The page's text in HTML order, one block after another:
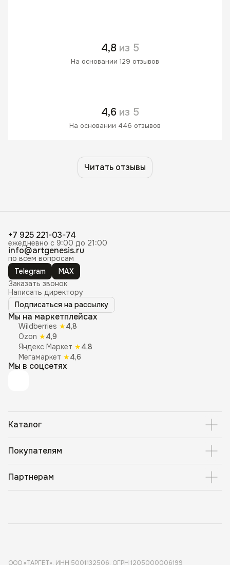
4,8 из 5
На основании 129 отзывов
4,6 из 5
На основании 446 отзывов
Читать отзывы
+7 925 221-03-74
ежедневно с 9:00 до 21:00
info@artgenesis.ru
по всем вопросам
Telegram
MAX
Заказать звонок
Написать директору
Подписаться на рассылку
Мы на маркетплейсах
Wildberries ★4,8
Ozon ★4,9
Яндекс Маркет ★4,8
Мегамаркет ★4,6
Мы в соцсетях
Каталог
Покупателям
Партнерам
ООО «ТАРГЕТ», ИНН 5001 132506, ОГРН 1205000006199